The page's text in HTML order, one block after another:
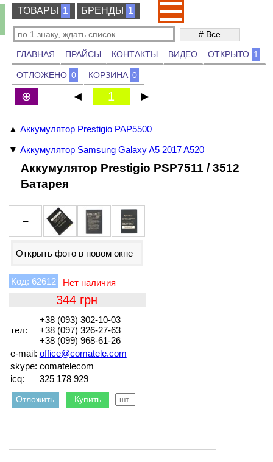
▲ Аккумулятор Prestigio PAP5500
▼ Аккумулятор Samsung Galaxy A5 2017 A520
Аккумулятор Prestigio PSP7511 / 3512
Батарея
Открыть фото в новом окне
62612
344
тел:
+38 (093) 302-10-03
+38 (097) 326-27-63
+38 (099) 968-61-26
e-mail: office@comatele.com
skype: comatelecom
icq:
325 178 929
Отложить Купить
ТОВАРЫ БРЕНДЫ
◄ 1 ►
⊕
ГЛАВНАЯ ПРАЙСЫ КОНТАКТЫ ВИДЕО ОТКРЫТО 1
ОТЛОЖЕНО 0 КОРЗИНА 0
ТОВАРЫ 1 БРЕНДЫ 1